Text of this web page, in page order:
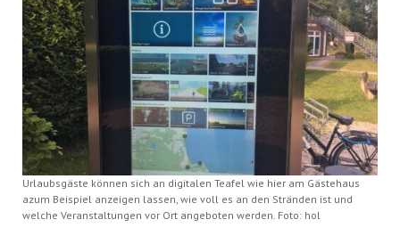
Urlaubsgäste können sich an digitalen Teafel wie hier am Gästehaus
azum Beispiel anzeigen lassen, wie voll es an den Stränden ist und
welche Veranstaltungen vor Ort angeboten werden. Foto: hol